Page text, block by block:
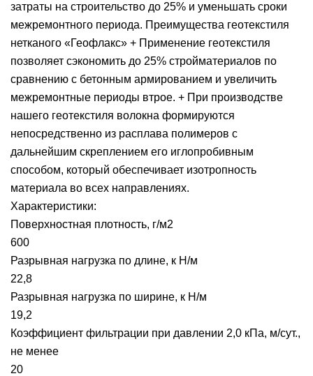
затраты на строительство до 25% и уменьшать сроки
межремонтного периода. Преимущества геотекстиля
нетканого «Геофлакс» + Применение геотекстиля
позволяет сэкономить до 25% стройматериалов по
сравнению с бетонным армированием и увеличить
межремонтные периоды втрое. + При производстве
нашего геотекстиля волокна формируются
непосредственно из расплава полимеров с
дальнейшим скреплением его иглопробивным
способом, который обеспечивает изотропность
материала во всех направлениях.
Характеристики:
Поверхностная плотность, г/м2
600
Разрывная нагрузка по длине, к Н/м
22,8
Разрывная нагрузка по ширине, к Н/м
19,2
Коэффициент фильтрации при давлении 2,0 кПа, м/сут.,
не менее
20